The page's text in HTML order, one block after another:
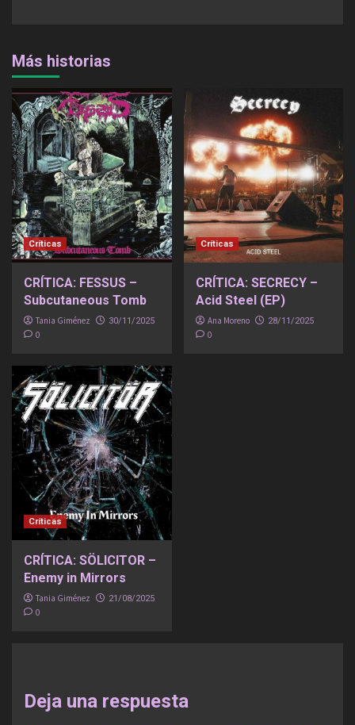
Más historias
Críticas
CRÍTICA: FESSUS –
Subcutaneous Tomb
Tania Giménez 30/11/2025
0
Críticas
CRÍTICA: SECRECY –
Acid Steel (EP)
Ana Moreno 28/11/2025
0
Críticas
CRÍTICA: SÖLICITOR –
Enemy in Mirrors
Tania Giménez 21/08/2025
0
Deja una respuesta